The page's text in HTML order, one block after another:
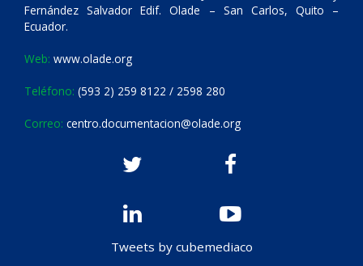
Fernández Salvador Edif. Olade – San Carlos, Quito –
Ecuador.
Web: www.olade.org
Teléfono: (593 2) 259 8122 / 2598 280
Correo: centro.documentacion@olade.org
Tweets by cubemediaco